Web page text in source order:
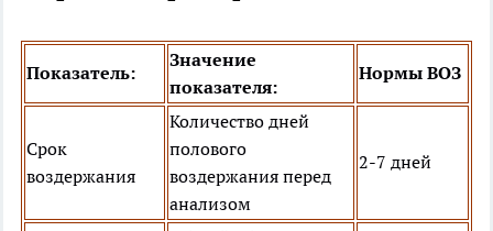
Показатель:
Значение
показателя:
Нормы ВОЗ
Срок
воздержания
Количество дней
полового
воздержания перед
анализом
2-7 дней